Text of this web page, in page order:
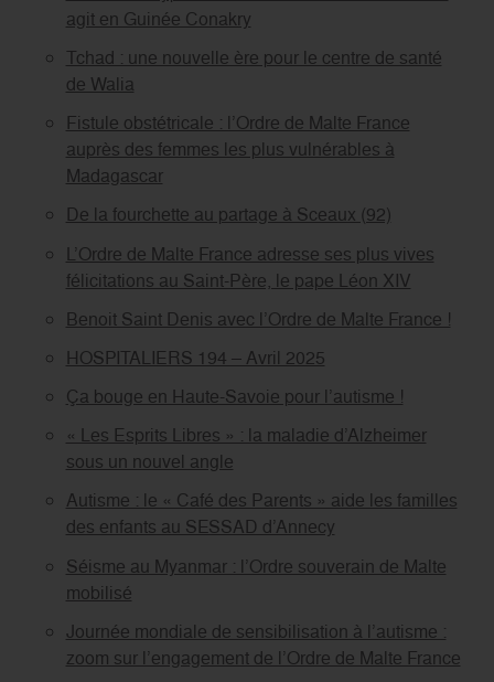
agit en Guinée Conakry
Tchad : une nouvelle ère pour le centre de santé
de Walia
Fistule obstétricale : l’Ordre de Malte France
auprès des femmes les plus vulnérables à
Madagascar
De la fourchette au partage à Sceaux (92)
L’Ordre de Malte France adresse ses plus vives
félicitations au Saint-Père, le pape Léon XIV
Benoit Saint Denis avec l’Ordre de Malte France !
HOSPITALIERS 194 – Avril 2025
Ça bouge en Haute-Savoie pour l’autisme !
« Les Esprits Libres » : la maladie d’Alzheimer
sous un nouvel angle
Autisme : le « Café des Parents » aide les familles
des enfants au SESSAD d’Annecy
Séisme au Myanmar : l’Ordre souverain de Malte
mobilisé
Journée mondiale de sensibilisation à l’autisme :
zoom sur l’engagement de l’Ordre de Malte France